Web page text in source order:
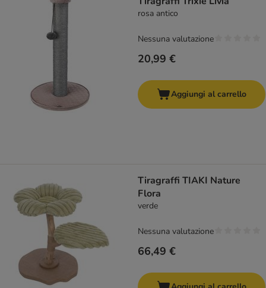
rosa antico
20,99 €
Nessuna valutazione
Aggiungi al carrello
Tiragraffi TIAKI Nature
Flora
verde
66,49 €
Nessuna valutazione